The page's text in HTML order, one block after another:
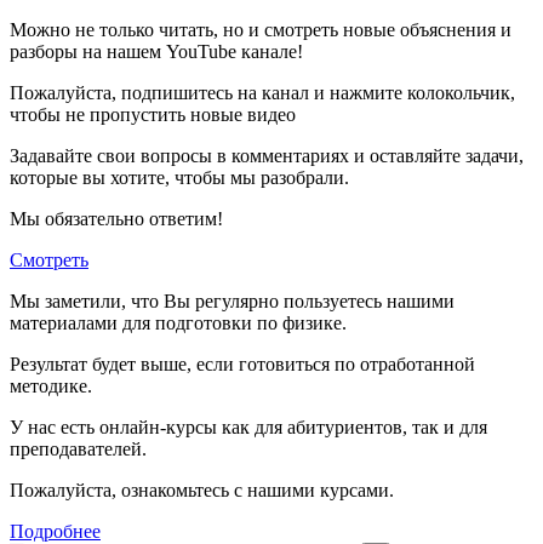
Можно не только читать, но и смотреть новые объяснения и
разборы на нашем YouTube канале!
Пожалуйста, подпишитесь на канал и нажмите колокольчик,
чтобы не пропустить новые видео
Задавайте свои вопросы в комментариях и оставляйте задачи,
которые вы хотите, чтобы мы разобрали.
Мы обязательно ответим!
Смотреть
Мы заметили, что Вы регулярно пользуетесь нашими
материалами для подготовки по физике.
Результат будет выше, если готовиться по отработанной
методике.
У нас есть онлайн-курсы как для абитуриентов, так и для
преподавателей.
Пожалуйста, ознакомьтесь с нашими курсами.
Подробнее